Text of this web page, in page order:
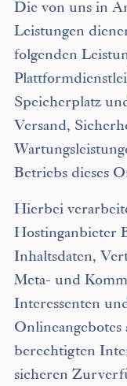
Die von uns in
Leistungen
folgenden
Speicherplatz
Versand,
Betriebs dieses
Hierbei
Hostinganbieter
Inhaltsdaten,
Meta- und
Interessenten
berechtigten
sicheren